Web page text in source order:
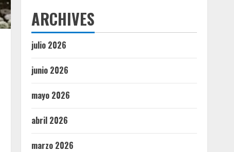
ARCHIVES
julio 2026
junio 2026
mayo 2026
abril 2026
marzo 2026